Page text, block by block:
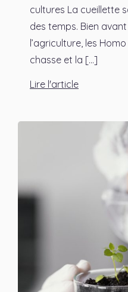
cultures La cueillette
des temps. Bien avant
l’agriculture, les
chasse et la [...]
Lire l'article